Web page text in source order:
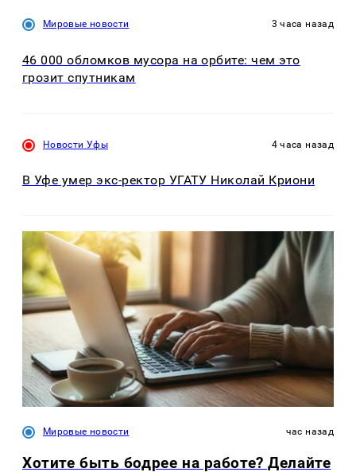
Мировые новости 3 часа назад
46 000 обломков мусора на орбите: чем это
грозит спутникам
Новости Уфы 4 часа назад
В Уфе умер экс-ректор УГАТУ Николай Криони
Мировые новости час назад
Хотите быть бодрее на работе? Делайте